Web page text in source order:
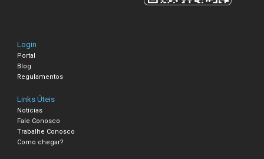
Login
Portal
Blog
Regulamentos
Links Úteis
Notícias
Fale Conosco
Trabalhe Conosco
Como chegar?